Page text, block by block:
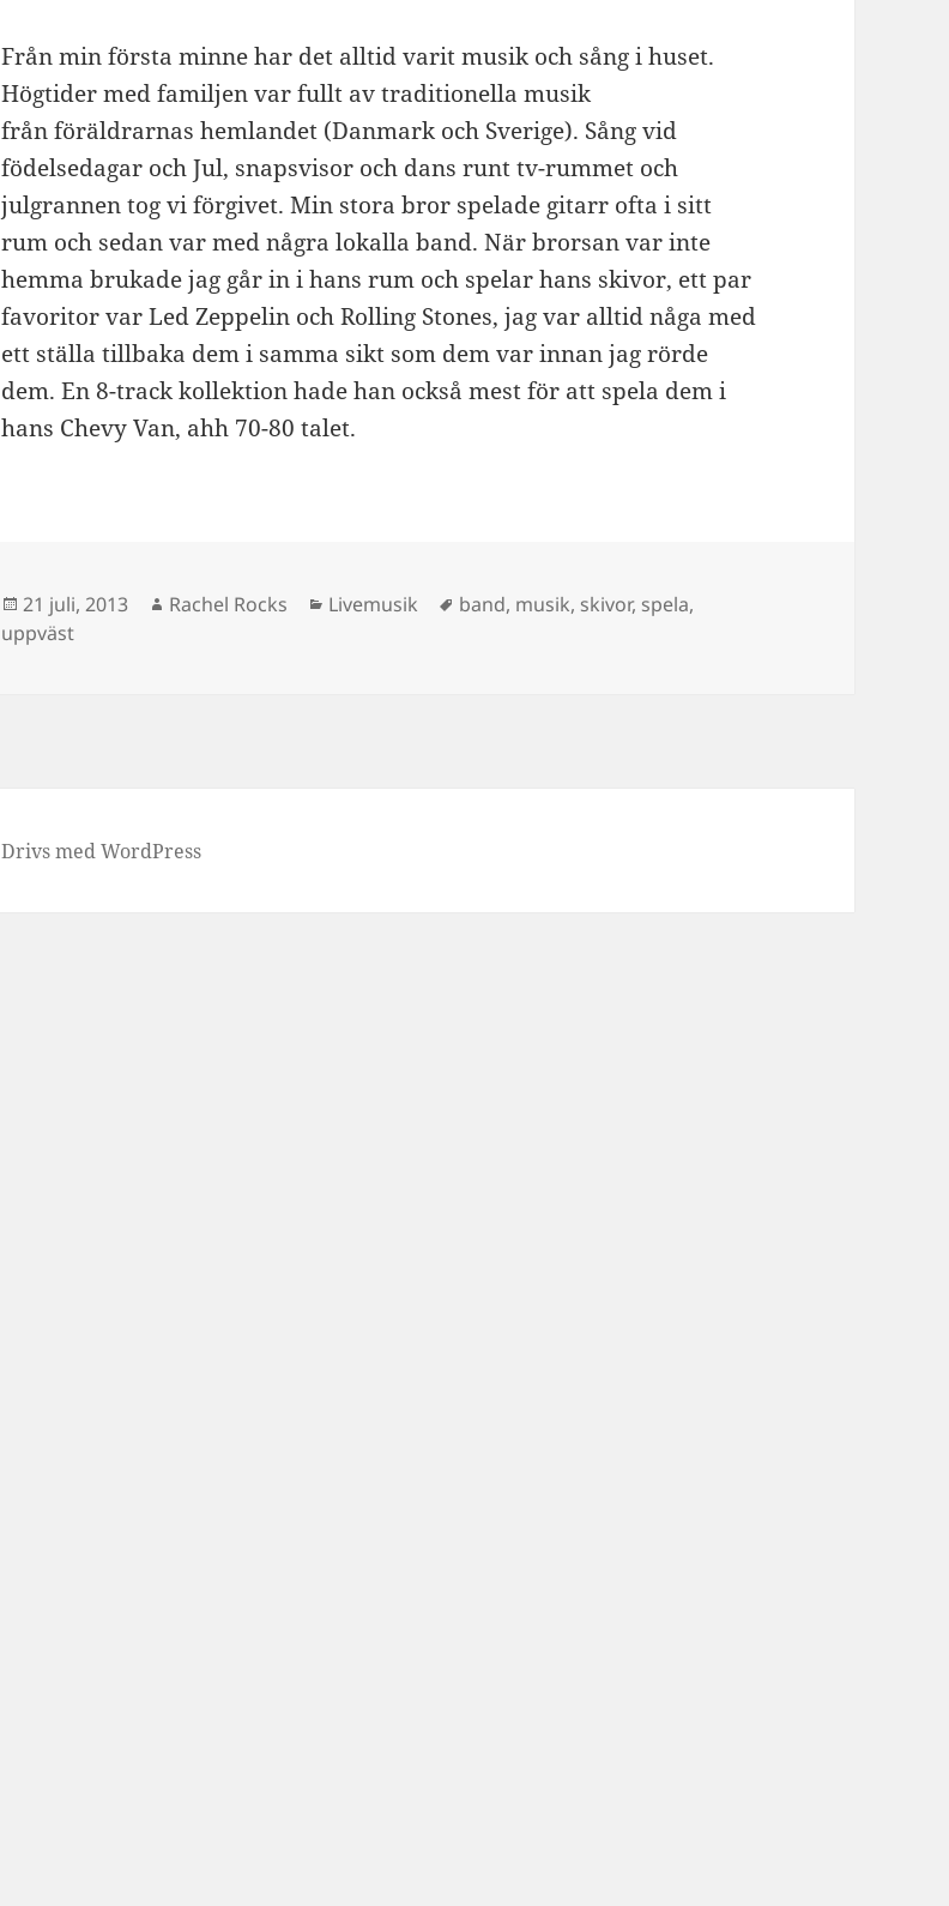
Från min första minne har det alltid varit musik och sång i huset.
Högtider med familjen var fullt av traditionella musik
från föräldrarnas hemlandet (Danmark och Sverige). Sång vid
födelsedagar och Jul, snapsvisor och dans runt tv-rummet och
julgrannen tog vi förgivet. Min stora bror spelade gitarr ofta i sitt
rum och sedan var med några lokalla band. När brorsan var inte
hemma brukade jag går in i hans rum och spelar hans skivor, ett par
favoritor var Led Zeppelin och Rolling Stones, jag var alltid någa med
ett ställa tillbaka dem i samma sikt som dem var innan jag rörde
dem. En 8-track kollektion hade han också mest för att spela dem i
hans Chevy Van, ahh 70-80 talet.
Postat
21 juli, 2013 Författare
Rachel Rocks Kategorier
Livemusik Taggar
band, musik, skivor, spela,
uppväst
Drivs med WordPress